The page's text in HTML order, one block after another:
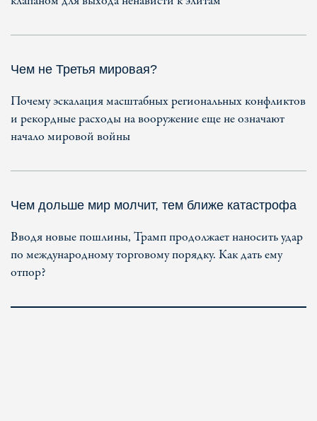
Чем не Третья мировая?
Почему эскалация масштабных региональных конфликтов
и рекордные расходы на вооружение еще не означают
начало мировой войны
Чем дольше мир молчит, тем ближе катастрофа
Вводя новые пошлины, Трамп продолжает наносить удар
по международному торговому порядку. Как дать ему
отпор?